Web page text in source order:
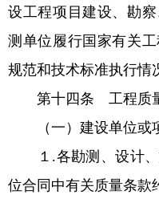
设工程项目建设、勘
测单位履行国家有关
规范和技术标准执行情
第十四条 工程质量
（一）建设单位或
１.各勘测、设计、
位合同中有关质量条款